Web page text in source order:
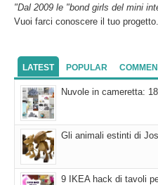
"Dal 2009 le "bond girls del mini
Vuoi farci conoscere il tuo
LATEST POPULAR
Nuvole in cameretta:
Gli animali estinti di
9 IKEA hack di tavoli